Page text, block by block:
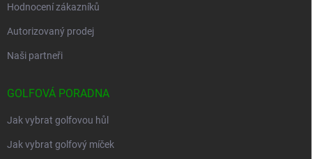
Hodnocení zákazníků
Autorizovaný prodej
Naši partneři
GOLFOVÁ PORADNA
Jak vybrat golfovou hůl
Jak vybrat golfový míček